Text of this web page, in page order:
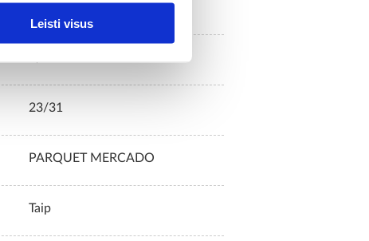
Leisti visus
4,2
23/31
PARQUET MERCADO
Taip